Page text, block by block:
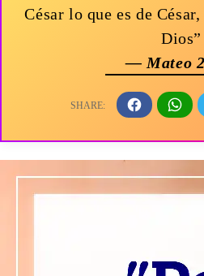
César lo que es de
Dios”
— Mateo